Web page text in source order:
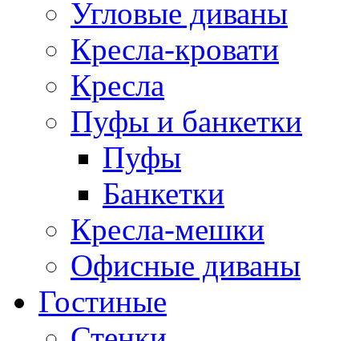
Угловые диваны
Кресла-кровати
Кресла
Пуфы и банкетки
Пуфы
Банкетки
Кресла-мешки
Офисные диваны
Гостиные